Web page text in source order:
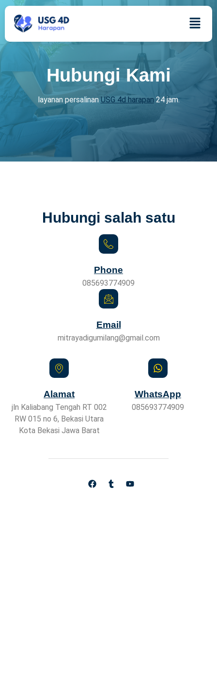
Kontak
Hubungi Kami
layanan persalinanUSG 4d harapan 24 jam.
Hubungi salah satu
Phone
085693774909
Email
mitrayadigumilang@gmail.com
Alamat
jln Kaliabang Tengah RT 002
RW 015 no 6, Bekasi Utara
Kota Bekasi Jawa Barat
WhatsApp
085693774909